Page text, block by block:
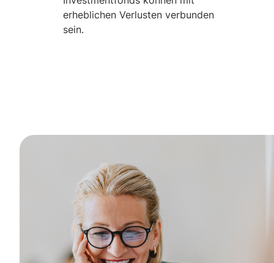
erheblichen Verlusten verbunden
sein.